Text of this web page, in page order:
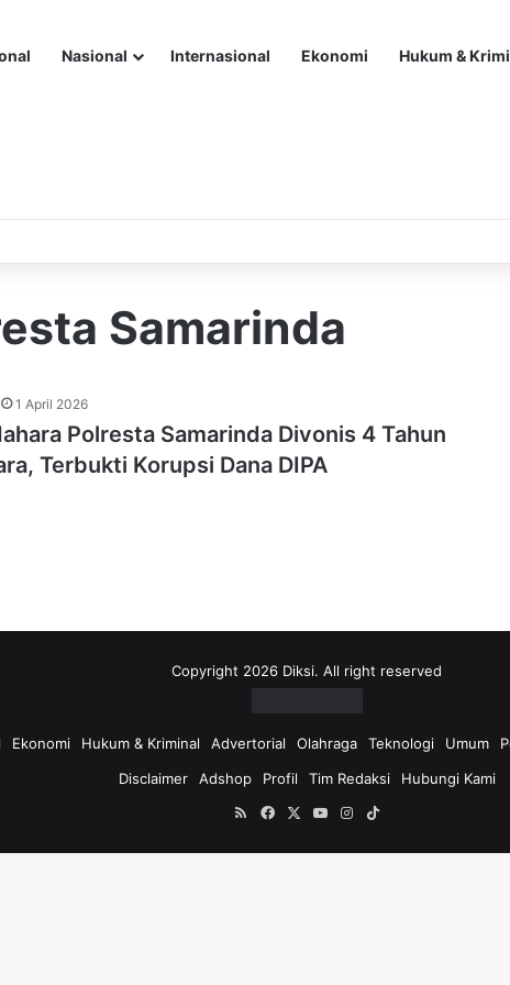
Nasional Internasional Ekonomi Hukum &
Samarinda
1 April 2026
Polresta Samarinda Divonis 4 Tahun
Terbukti Korupsi Dana DIPA
Copyright 2026 Diksi. All right reserved
Ekonomi Hukum & Kriminal Advertorial Olahraga Teknologi Umum
Disclaimer
Adshop Profil Tim Redaksi
Hubungi Kami
RSSFacebookYouTubeInstagram
TikTok